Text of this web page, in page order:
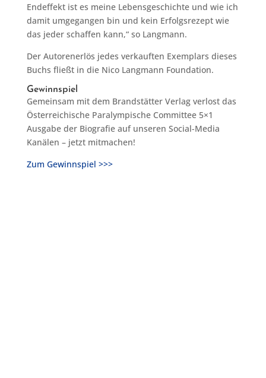
Endeffekt ist es meine Lebensgeschichte und wie ich
damit umgegangen bin und kein Erfolgsrezept wie
das jeder schaffen kann,“ so Langmann.
Der Autorenerlös jedes verkauften Exemplars dieses
Buchs fließt in die Nico Langmann Foundation.
Gewinnspiel
Gemeinsam mit dem Brandstätter Verlag verlost das
Österreichische Paralympische Committee 5×1
Ausgabe der Biografie auf unseren Social-Media
Kanälen – jetzt mitmachen!
Zum Gewinnspiel >>>